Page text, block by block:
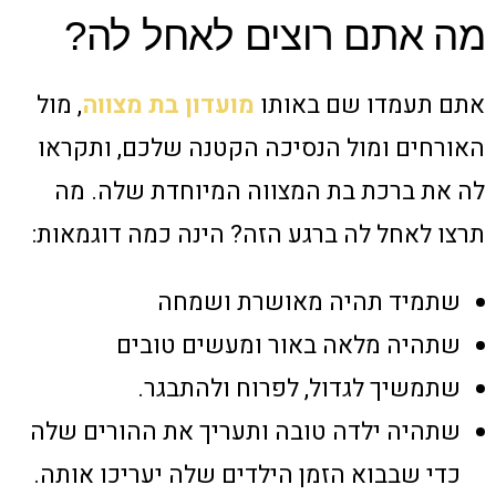
מה אתם רוצים לאחל לה?
אתם תעמדו שם באותו מועדון בת מצווה, מול
האורחים ומול הנסיכה הקטנה שלכם, ותקראו
לה את ברכת בת המצווה המיוחדת שלה. מה
תרצו לאחל לה ברגע הזה? הינה כמה דוגמאות:
שתמיד תהיה מאושרת ושמחה
שתהיה מלאה באור ומעשים טובים
שתמשיך לגדול, לפרוח ולהתבגר.
שתהיה ילדה טובה ותעריך את ההורים שלה
כדי שבבוא הזמן הילדים שלה יעריכו אותה.